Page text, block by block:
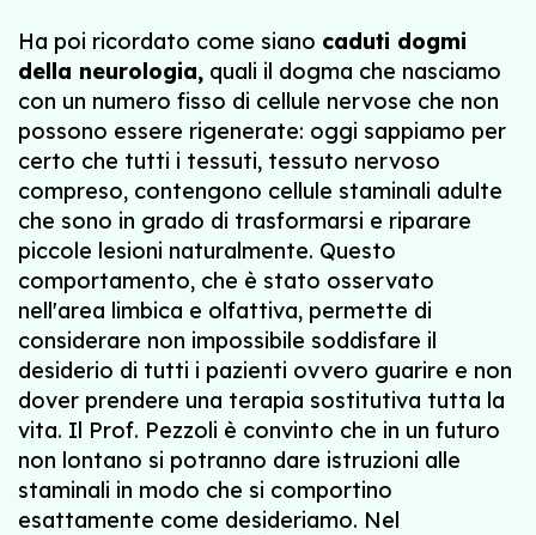
Ha poi ricordato come siano caduti dogmi
della neurologia, quali il dogma che nasciamo
con un numero fisso di cellule nervose che non
possono essere rigenerate: oggi sappiamo per
certo che tutti i tessuti, tessuto nervoso
compreso, contengono cellule staminali adulte
che sono in grado di trasformarsi e riparare
piccole lesioni naturalmente. Questo
comportamento, che è stato osservato
nell'area limbica e olfattiva, permette di
considerare non impossibile soddisfare il
desiderio di tutti i pazienti ovvero guarire e non
dover prendere una terapia sostitutiva tutta la
vita. Il Prof. Pezzoli è convinto che in un futuro
non lontano si potranno dare istruzioni alle
staminali in modo che si comportino
esattamente come desideriamo. Nel